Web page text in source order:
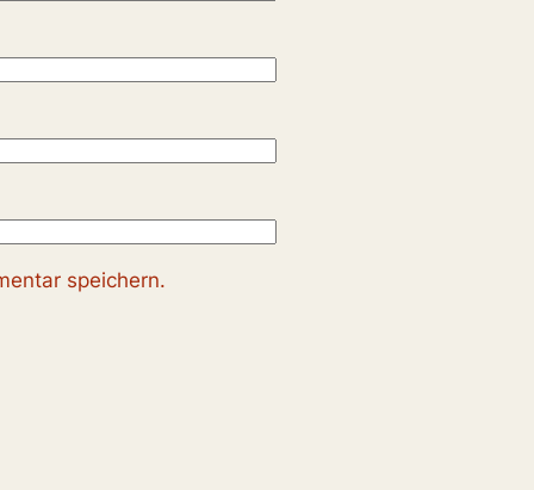
speichern.